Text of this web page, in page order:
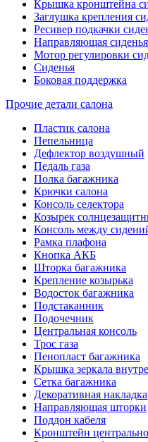
Крышка кронштейна
Заглушка крепления
Ресивер подкачки
Направляющая сиденья
Мотор регулировки
Сиденья
Боковая поддержка
Прочие детали салона
Пластик салона
Пепельница
Дефлектор воздушный
Педаль газа
Полка багажника
Крючки салона
Консоль селектора
Козырек
Консоль между
Рамка плафона
Кнопка АКБ
Шторка багажника
Крепление козырька
Водосток багажника
Подстаканник
Подочечник
Центральная консоль
Трос газа
Пенопласт багажника
Крышка зеркала
Сетка багажника
Декоративная накладка
Направляющая шторки
Поддон кабеля
Кронштейн